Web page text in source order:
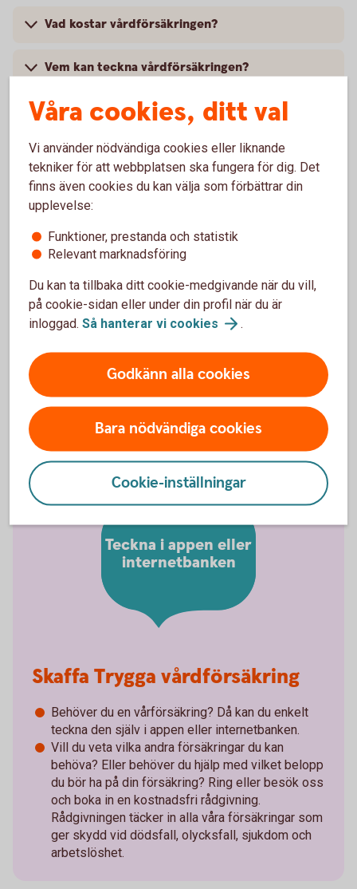
Vad kostar vårdförsäkringen?
Vem kan teckna vårdförsäkringen?
Ska jag ringa er sjukvårdsrådgivning när jag blir
akut sjuk eller råkar ut för en olycka?
Behöver jag betala vården själv och sedan
begära ersättning från försäkringen?
Har försäkringen någon självrisk?
Hur fungerar det om jag behöver läkarvård när
jag är utomlands?
Har sjukvårdsförsäkring ändrat namn?
Hur avslutar jag min försäkring?
Skaffa Trygga vårdförsäkring
Behöver du en vårförsäkring? Då kan du enkelt
teckna den själv i appen eller internetbanken.
Vill du veta vilka andra försäkringar du kan
behöva? Eller behöver du hjälp med vilket belopp
du bör ha på din försäkring? Ring eller besök oss
och boka in en kostnadsfri rådgivning.
Rådgivningen täcker in alla våra försäkringar som
ger skydd vid dödsfall, olycksfall, sjukdom och
arbetslöshet.
Teckna i appen eller
internetbanken
Våra cookies, ditt val
Vi använder nödvändiga cookies eller liknande
tekniker för att webbplatsen ska fungera för dig. Det
finns även cookies du kan välja som förbättrar din
upplevelse:
Funktioner, prestanda och statistik
Relevant marknadsföring
Du kan ta tillbaka ditt cookie-medgivande när du vill,
på cookie-sidan eller under din profil när du är
inloggad. Så hanterar vi cookies .
Godkänn alla cookies
Bara nödvändiga cookies
Cookie-inställningar